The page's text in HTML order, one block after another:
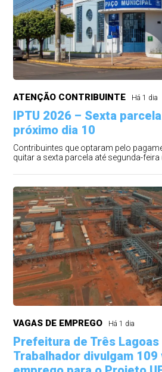
ATENÇÃO CONTRIBUINTE Há 1 dia
IPTU 2026 – Sexta
próximo dia 10
Contribuintes que optaram pelo
quitar a sexta parcela até segunda-feira
VAGAS DE EMPREGO Há 1 dia
Prefeitura de Três Lagoas
Trabalhador divulgam 109